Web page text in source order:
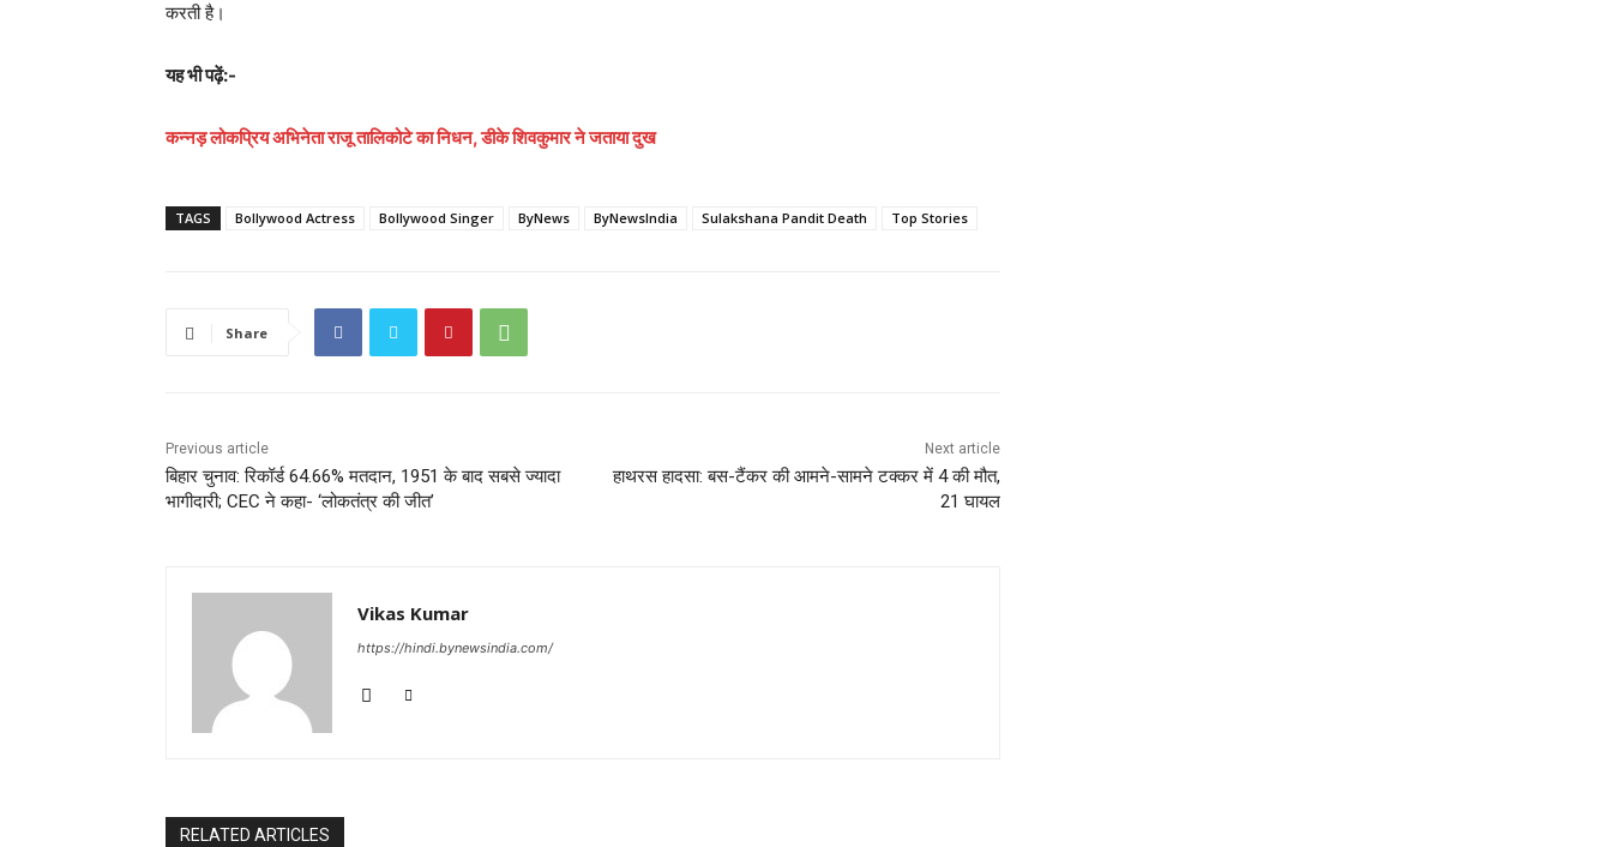
करती है।
यह भी पढ़ें:-
कन्नड़ लोकप्रिय अभिनेता राजू तालिकोटे का निधन, डीके शिवकुमार ने जताया दुख
TAGS Bollywood Actress Bollywood Singer ByNews ByNewsIndia Sulakshana Pandit Death Top Stories
Share
Previous article
बिहार चुनाव: रिकॉर्ड 64.66% मतदान, 1951 के बाद सबसे ज्यादा
भागीदारी; CEC ने कहा- ‘लोकतंत्र की जीत’
Next article
हाथरस हादसा: बस-टैंकर की आमने-सामने टक्कर में 4 की मौत,
21 घायल
Vikas Kumar
https://hindi.bynewsindia.com/
RELATED ARTICLES